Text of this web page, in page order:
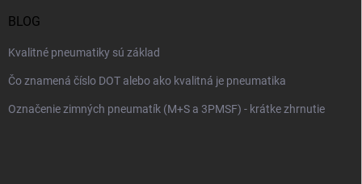
BLOG
Kvalitné pneumatiky sú základ
Čo znamená číslo DOT alebo ako kvalitná je pneumatika
Označenie zimných pneumatík (M+S a 3PMSF) - krátke zhrnutie